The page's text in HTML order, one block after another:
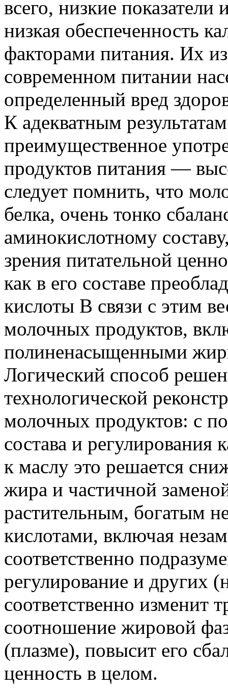
всего, низкие показатели
низкая обеспеченность
факторами питания. Их
современном питании
определенный вред
К адекватным
преимущественное
продуктов питания —
следует помнить, что
белка, очень тонко
аминокислотному
зрения питательной
как в его составе
кислоты В связи с этим
молочных продуктов,
полиненасыщенными
Логический способ
технологической
молочных продуктов: с
состава и
к маслу это решается
жира и частичной
растительным, богатым
кислотами, включая
соответственно
регулирование и других
соответственно изменит
соотношение жировой
(плазме), повысит его
ценность в целом.